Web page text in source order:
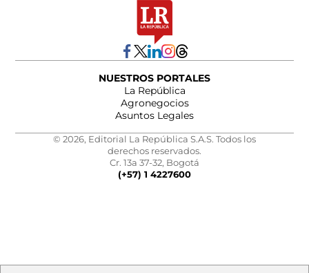
NUESTROS PORTALES
La República
Agronegocios
Asuntos Legales
© 2026, Editorial La República S.A.S. Todos los
derechos reservados.
Cr. 13a 37-32, Bogotá
(+57) 1 4227600